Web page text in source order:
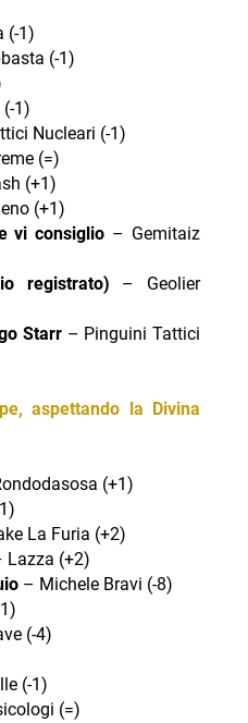
(-1)
(-1)
1)
Nucleari (-1)
(=)
(+1)
(+1)
vi consiglio – Gemitaiz
registrato) – Geolier
Starr – Pinguini Tattici
aspettando la Divina
(+1)
La Furia (+2)
Lazza (+2)
– Michele Bravi (-8)
(-4)
(-1)
(=)